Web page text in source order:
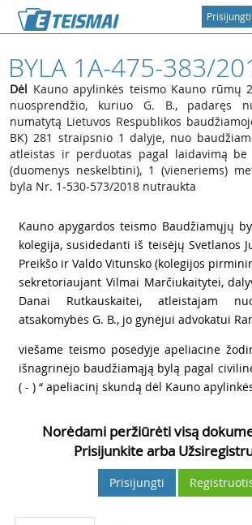
Prisijungti
BYLA 1A-475-383/
Dėl Kauno apylinkės teismo Kauno rūmų
nuosprendžio, kuriuo G. B., padaręs
numatytą Lietuvos Respublikos
BK) 281 straipsnio 1 dalyje, nuo
atleistas ir perduotas pagal laidavimą be
(duomenys neskelbtini), 1 (vieneriems)
byla Nr. 1-530-573/2018 nutraukta
Kauno apygardos teismo Baudžiamųjų
kolegija, susidedanti iš teisėjų Svetlanos
Preikšo ir Valdo Vitunsko (kolegijos
sekretoriaujant Vilmai Marčiukaitytei,
Danai Rutkauskaitei, atleistajam
atsakomybės G. B., jo gynėjui advokatui
viešame teismo posėdyje apeliacine
išnagrinėjo baudžiamąją bylą pagal
( - ) “ apeliacinį skundą dėl Kauno
Norėdami peržiūrėti visą
Prisijunkite arba
Prisijungti